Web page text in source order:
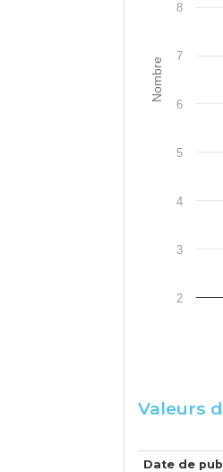
Nombre
2
3
4
5
6
7
8
Valeurs
Date de